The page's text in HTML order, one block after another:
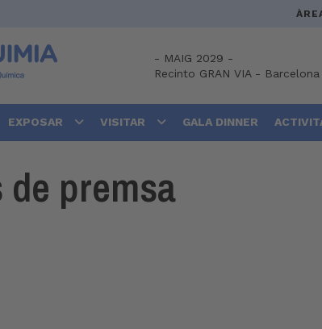
- MAIG 2029 -
Recinto GRAN VIA- Barcelona
EXPOSAR VISITAR GALA DINNER
de premsa